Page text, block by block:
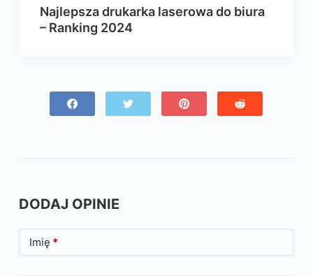
Najlepsza drukarka laserowa do biura
– Ranking 2024
DODAJ OPINIE
Imię *